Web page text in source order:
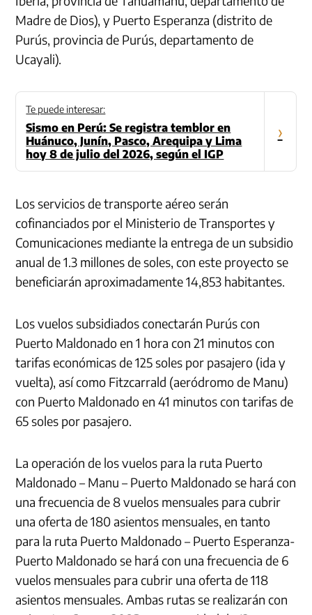
Madre de Dios), y Puerto Esperanza (distrito de
Purús, provincia de Purús, departamento de
Ucayali).
Te puede interesar:
Sismo en Perú: Se registra temblor en
Huánuco, Junín, Pasco, Arequipa y Lima
hoy 8 de julio del 2026, según el IGP
›
Los servicios de transporte aéreo serán
cofinanciados por el Ministerio de Transportes y
Comunicaciones mediante la entrega de un subsidio
anual de 1.3 millones de soles, con este proyecto se
beneficiarán aproximadamente 14,853 habitantes.
Los vuelos subsidiados conectarán Purús con
Puerto Maldonado en 1 hora con 21 minutos con
tarifas económicas de 125 soles por pasajero (ida y
vuelta), así como Fitzcarrald (aeródromo de Manu)
con Puerto Maldonado en 41 minutos con tarifas de
65 soles por pasajero.
La operación de los vuelos para la ruta Puerto
Maldonado – Manu – Puerto Maldonado se hará con
una frecuencia de 8 vuelos mensuales para cubrir
una oferta de 180 asientos mensuales, en tanto
para la ruta Puerto Maldonado – Puerto Esperanza-
Puerto Maldonado se hará con una frecuencia de 6
vuelos mensuales para cubrir una oferta de 118
asientos mensuales. Ambas rutas se realizarán con